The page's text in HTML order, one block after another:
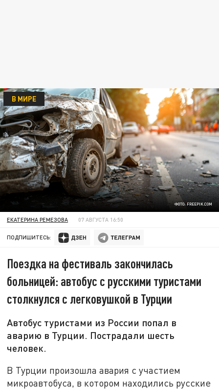
ФОТО: FREEPIK.COM
В МИРЕ
ЕКАТЕРИНА РЕМЕЗОВА 07 АВГУСТА 16:50
ПОДПИШИТЕСЬ:
Поездка на фестиваль закончилась
больницей: автобус с русскими туристами
столкнулся с легковушкой в Турции
Автобус туристами из России попал в
аварию в Турции. Пострадали шесть
человек.
В Турции произошла авария с участием
микроавтобуса, в котором находились русские